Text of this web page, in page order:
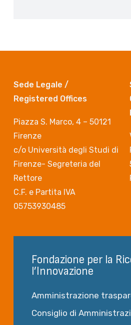
Sede Legale /
Registered Offices
Piazza S. Marco, 4 – 50121
Firenze
c/o Università degli Studi di
Firenze- Segreteria del
Rettore
C.F. e Partita IVA
05753930485
Fondazione per la
l’Innovazione
Amministrazione
Consiglio di